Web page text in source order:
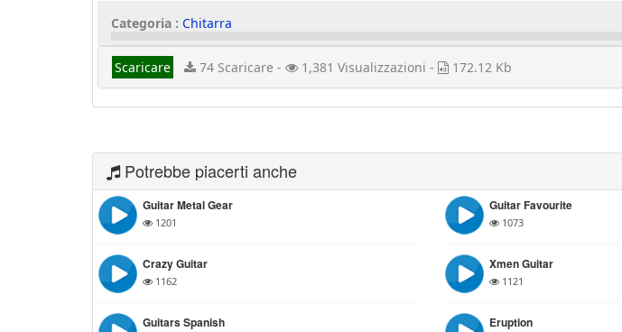
Categoria : Chitarra
Scaricare 74 Scaricare - 1,381 Visualizzazioni - 172.12 Kb
Potrebbe piacerti anche
Guitar Metal Gear
1201
Guitar Favourite
1073
Crazy Guitar
1162
Xmen Guitar
1121
Guitars Spanish Eruption